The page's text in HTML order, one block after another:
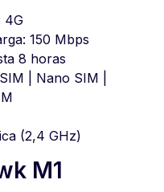
4G
150 Mbps
8 horas
| Nano SIM |
(2,4 GHz)
M1